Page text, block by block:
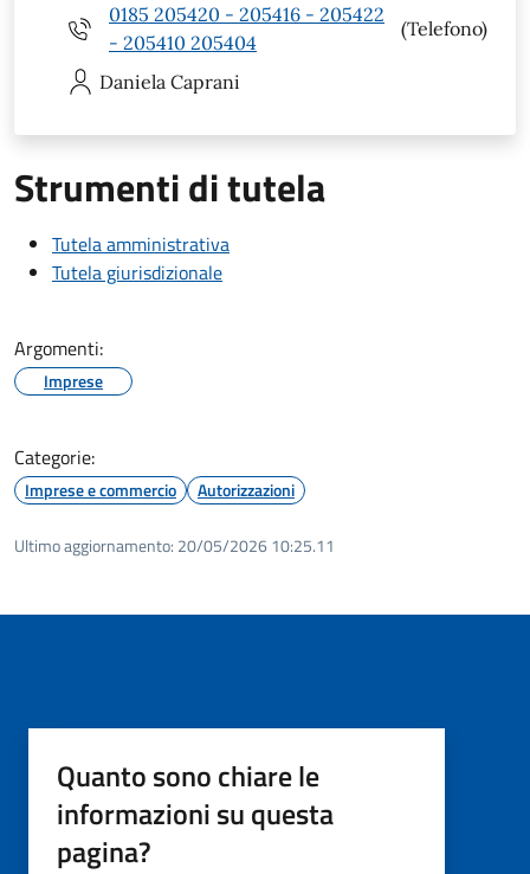
0185 205420 - 205416 - 205422
- 205410 205404
(Telefono)
Daniela Caprani
Strumenti di tutela
Tutela amministrativa
Tutela giurisdizionale
Argomenti:
Imprese
Categorie:
Imprese e commercio Autorizzazioni
Ultimo aggiornamento: 20/05/2026 10:25.11
Quanto sono chiare le
informazioni su questa
pagina?